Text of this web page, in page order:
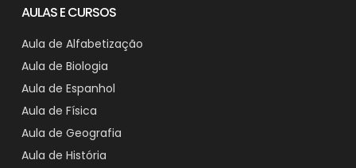
AULAS E CURSOS
Aula de Alfabetização
Aula de Biologia
Aula de Espanhol
Aula de Física
Aula de Geografia
Aula de História